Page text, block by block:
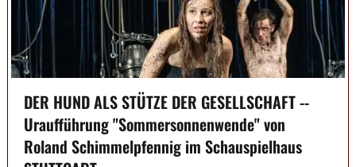
DER HUND ALS STÜTZE DER GESELLSCHAFT --
Uraufführung "Sommersonnenwende" von
Roland Schimmelpfennig im Schauspielhaus